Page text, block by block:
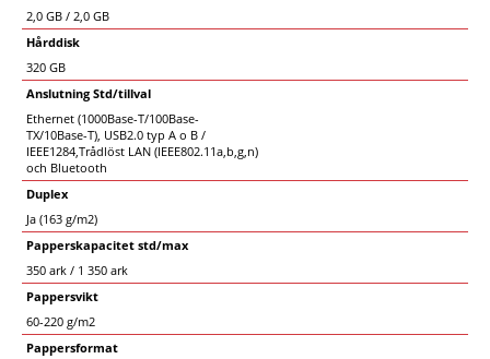
2,0 GB / 2,0 GB
Hårddisk
320 GB
Anslutning Std/tillval
Ethernet (1000Base-T/100Base-
TX/10Base-T), USB2.0 typ A o B /
IEEE1284,Trådlöst LAN (IEEE802.11a,b,g,n)
och Bluetooth
Duplex
Ja (163 g/m2)
Papperskapacitet std/max
350 ark / 1 350 ark
Pappersvikt
60-220 g/m2
Pappersformat